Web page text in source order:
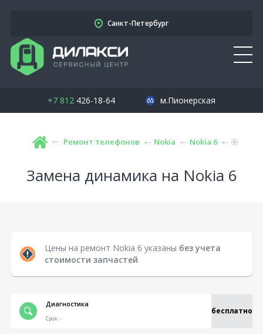
Санкт-Петербург
+7 812426-18-64 м.Пионерская
Ремонт телефонов Nokia Nokia 6
Замена динамика на Nokia 6
Цены на ремонт Nokia 6 указаны без учета
стоимости запчастей
Диагностика
бесплатно
Срок:-